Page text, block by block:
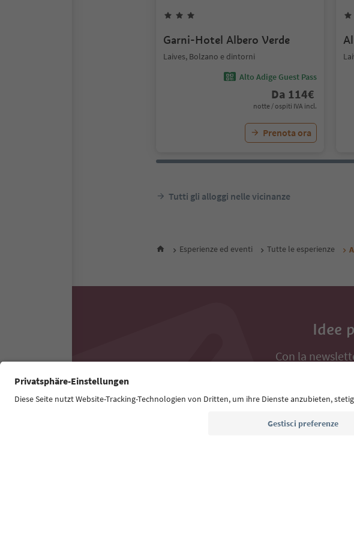
Garni-Hotel Albero Verde
Laives, Bolzano e dintorni
Alto Adige Guest Pass
Da 114€
notte / ospiti IVA incl.
Prenota ora
Tutti gli alloggi nelle vicinanze
Esperienze ed eventi Tutte le esperienze
Idee
Con la